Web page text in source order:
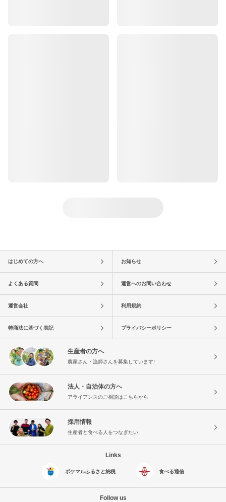
はじめての方へ お知らせ
よくある質問 運営へのお問い合わせ
運営会社 利用規約
特商法に基づく表記 プライバシーポリシー
生産者の方へ
農家さん・漁師さんを募集しています!
法人・自治体の方へ
アライアンスのご相談はこちらから
採用情報
生産者と食べる人をつなぎたい
Links
ポケマルふるさと納税 食べる通信
Follow us